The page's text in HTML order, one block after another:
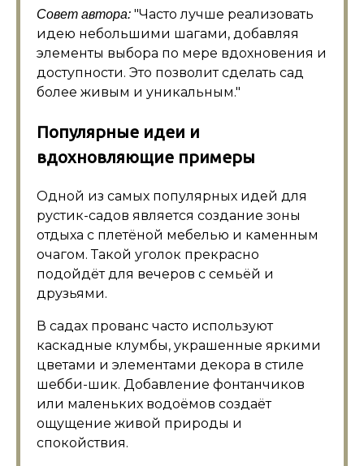
Совет автора: Часто лучше реализовать
идею небольшими шагами, добавляя
элементы выбора по мере вдохновения и
доступности. Это позволит сделать сад
более живым и уникальным.
Популярные идеи и
вдохновляющие примеры
Одной из самых популярных идей для
рустик-садов является создание зоны
отдыха с плетёной мебелью и каменным
очагом. Такой уголок прекрасно
подойдёт для вечеров с семьёй и
друзьями.
В садах прованс часто используют
каскадные клумбы, украшенные яркими
цветами и элементами декора в стиле
шебби-шик. Добавление фонтанчиков
или маленьких водоёмов создаёт
ощущение живой природы и
спокойствия.